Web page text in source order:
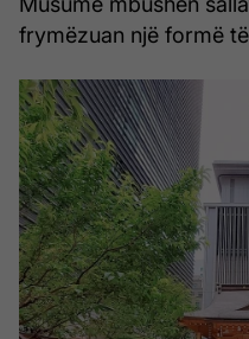
frymëzuan një formë